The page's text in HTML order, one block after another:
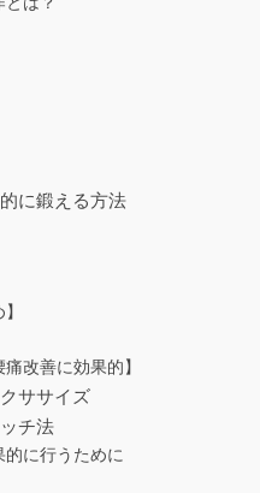
に鍛える方法
改善に効果的】
ササイズ
チ法
に行うために